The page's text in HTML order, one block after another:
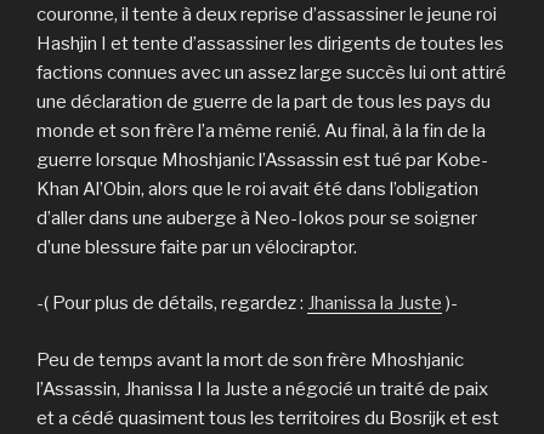
couronne, il tente à deux reprise d’assassiner le jeune roi
Hashjin I et tente d’assassiner les dirigents de toutes les
factions connues avec un assez large succès lui ont attiré
une déclaration de guerre de la part de tous les pays du
monde et son frère l’a même renié. Au final, à la fin de la
guerre lorsque Mhoshjanic l’Assassin est tué par Kobe-
Khan Al’Obin, alors que le roi avait été dans l’obligation
d’aller dans une auberge à Neo-Iokos pour se soigner
d’une blessure faite par un vélociraptor.
-( Pour plus de détails, regardez : Jhanissa la Juste )-
Peu de temps avant la mort de son frère Mhoshjanic
l’Assassin, Jhanissa I la Juste a négocié un traité de paix
et a cédé quasiment tous les territoires du Bosrijk et est